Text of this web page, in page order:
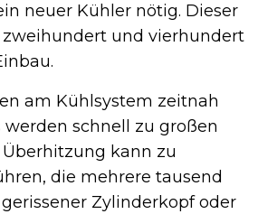
neuer Kühler nötig. Dieser
zweihundert und vierhundert
am Kühlsystem zeitnah
werden schnell zu großen
kann zu
die mehrere tausend
Zylinderkopf oder